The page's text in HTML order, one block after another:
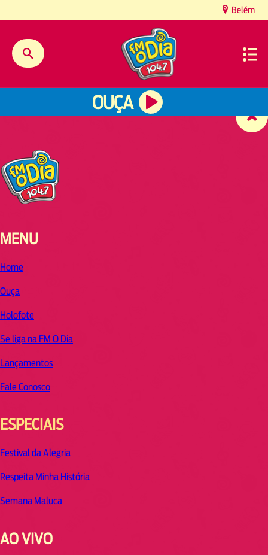
Belém
OUÇA
MENU
Home
Ouça
Holofote
Se liga na FM O Dia
Lançamentos
Fale Conosco
ESPECIAIS
Festival da Alegria
Respeita Minha História
Semana Maluca
AO VIVO